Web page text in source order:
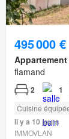
495 000 €
Appartement
flamand
2 1
Cuisine
Il y a 10 jours
IMMOVLAN